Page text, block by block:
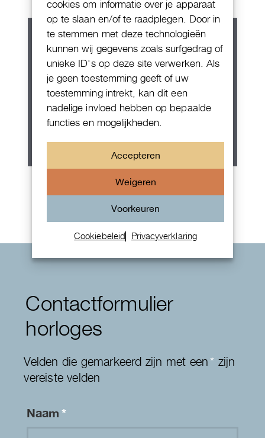
cookies om informatie over je apparaat
op te slaan en/of te raadplegen. Door in
te stemmen met deze technologieën
kunnen wij gegevens zoals surfgedrag of
unieke ID's op deze site verwerken. Als
je geen toestemming geeft of uw
toestemming intrekt, kan dit een
nadelige invloed hebben op bepaalde
functies en mogelijkheden.
Accepteren
Weigeren
Voorkeuren
Cookiebeleid Privacyverklaring
Rolex Oyster Perpetual 36
Contactformulier
horloges
Velden die gemarkeerd zijn met een* zijn
vereiste velden
Naam*